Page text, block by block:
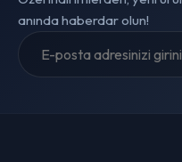
anında haberdar olun!